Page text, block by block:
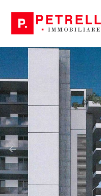
HOME
VENDITA
Codice
Contratto
Qualsiasi
Vendita
Affitto